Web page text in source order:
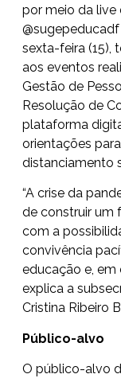
por meio da live
sexta-feira (15),
aos eventos
Gestão de
Resolução de
plataforma
orientações
distanciamento
“A crise da
de construir um
com a
convivência
educação e, em
explica a
Cristina Ribeiro
Público-alvo
O público-alvo